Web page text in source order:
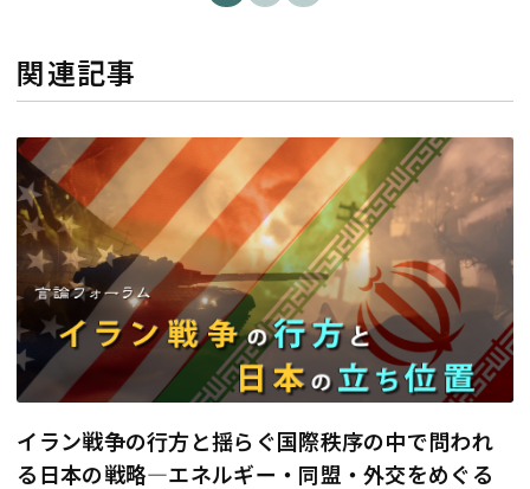
関連記事
イラン戦争の行方と揺らぐ国際秩序の中で問われ
る日本の戦略―エネルギー・同盟・外交をめぐる